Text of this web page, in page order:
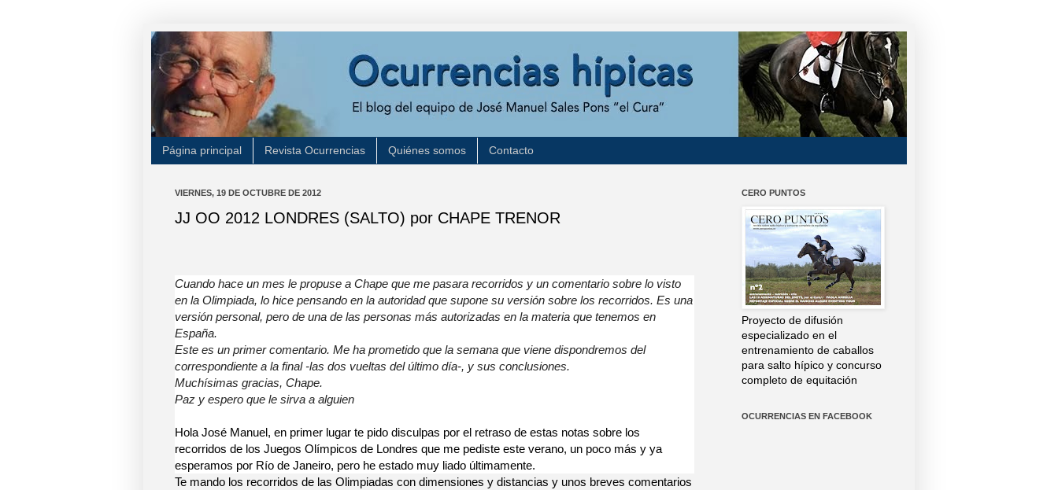
Página principal Revista Ocurrencias Quiénes somos Contacto
VIERNES, 19 DE OCTUBRE DE 2012
JJ OO 2012 LONDRES (SALTO) por CHAPE TRENOR
Cuando hace un mes le propuse a Chape que me pasara recorridos y un comentario sobre lo visto
en la Olimpiada, lo hice pensando en la autoridad que supone su versión sobre los recorridos. Es una
versión personal, pero de una de las personas más autorizadas en la materia que tenemos en
España.
Este es un primer comentario. Me ha prometido que la semana que viene dispondremos del
correspondiente a la final -las dos vueltas del último día-, y sus conclusiones.
Muchísimas gracias, Chape.
Paz y espero que le sirva a alguien
Hola José Manuel, en primer lugar te pido disculpas por el retraso de estas notas sobre los
recorridos de los Juegos Olímpicos de Londres que me pediste este verano, un poco más y ya
esperamos por Río de Janeiro, pero he estado muy liado últimamente.
Te mando los recorridos de las Olimpiadas con dimensiones y distancias y unos breves comentarios
CERO PUNTOS
Proyecto de difusión
especializado en el
entrenamiento de caballos
para salto hípico y concurso
completo de equitación
OCURRENCIAS EN FACEBOOK